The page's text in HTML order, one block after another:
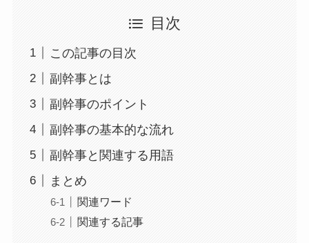
目次
この記事の目次
副幹事とは
副幹事のポイント
副幹事の基本的な流れ
副幹事と関連する用語
まとめ
関連ワード
関連する記事